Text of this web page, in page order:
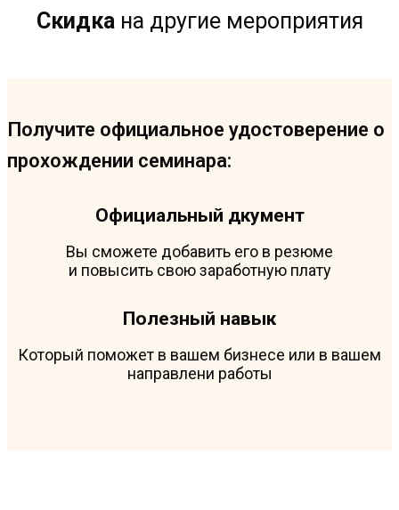
Скидкана другие мероприятия
Получите официальное удостоверение о
прохождении семинара:
Официальный дкумент
Вы сможете добавить его в резюме
и повысить свою заработную плату
Полезный навык
Который поможет в вашем бизнесе или в вашем
направлени работы